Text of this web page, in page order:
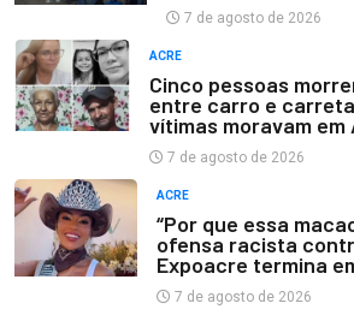
7 de agosto de 2026
ACRE
Cinco pessoas
entre carro e
vítimas moravam em
7 de agosto de 2026
ACRE
“Por que essa
ofensa racista
Expoacre termina
7 de agosto de 2026